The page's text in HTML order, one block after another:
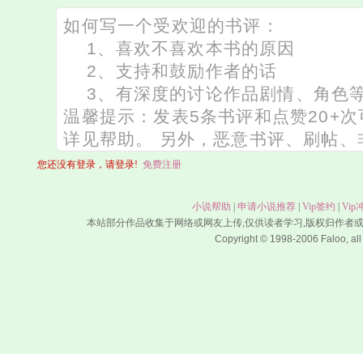
您还没有登录，请登录! 免费注册
小说帮助 申请小说推荐 Vip签约
Vip
本站部分作品收集于网络或网友上传,仅供读者学习,版权归作者
Copyright © 1998-2006 Faloo,